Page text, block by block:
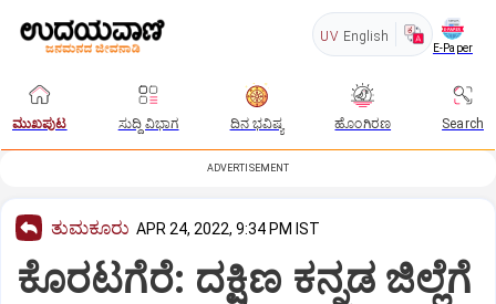
UV English
E-Paper
ಮುಖಪುಟ ಸುದ್ದಿ ವಿಭಾಗ ದಿನ ಭವಿಷ್ಯ ಹೊಂಗಿರಣ Search
ADVERTISEMENT
ತುಮಕೂರು APR 24, 2022, 9:34 PM IST
ಕೊರಟಗೆರೆ: ದಕ್ಷಿಣ ಕನ್ನಡ ಜಿಲ್ಲೆಗೆ